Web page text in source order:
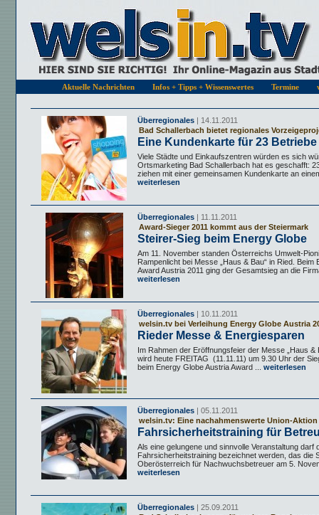
Aktuelle Nachrichten Infos + Tipps + Wissenswertes Termine
Überregionales | 14.11.2011
Bad Schallerbach bietet regionales
Eine Kundenkarte für 23 Betriebe
Viele Städte und Einkaufszentren würden es sich
Ortsmarketing Bad Schallerbach hat es geschafft:
ziehen mit einer gemeinsamen Kundenkarte an
weiterlesen
Überregionales | 11.11.2011
Award-Sieger 2011 kommt aus der Steiermark
Steirer-Sieg beim Energy Globe
Am 11. November standen Österreichs Umwelt-
Rampenlicht bei Messe „Haus & Bau“ in Ried. Beim
Award Austria 2011 ging der Gesamtsieg an die
weiterlesen
Überregionales | 10.11.2011
welsin.tv bei Verleihung Energy Globe Austria
Rieder Messe & Energiesparen
Im Rahmen der Eröffnungsfeier der Messe „Haus &
wird heute FREITAG (11.11.11) um 9.30 Uhr der
beim Energy Globe Austria Award ...
weiterlesen
Überregionales | 05.11.2011
welsin.tv: Eine nachahmenswerte Union-Aktion
Fahrsicherheitstraining für
Als eine gelungene und sinnvolle Veranstaltung darf
Fahrsicherheitstraining bezeichnet werden, das die
Oberösterreich für Nachwuchsbetreuer am 5.
weiterlesen
Überregionales | 25.09.2011